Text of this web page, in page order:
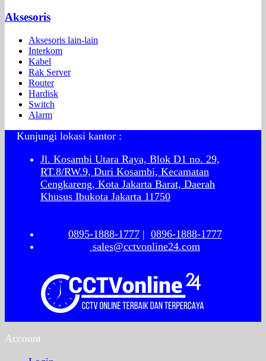
Aksesoris
Aksesoris lain-lain
Interkom
Kabel
Rak Server
Router
Hardisk
Switch
Alarm
Kunjungi lokasi kantor :
Jl. Kosambi Utara Raya, Blok D1 no. 29,
RT.8/RW.9, Duri Kosambi, Kecamatan
Cengkareng, Kota Jakarta Barat, Daerah
Khusus Ibukota Jakarta 11750
0895-1888-1777| 0896-1888-1777
sales@cctvonline24.com
Account